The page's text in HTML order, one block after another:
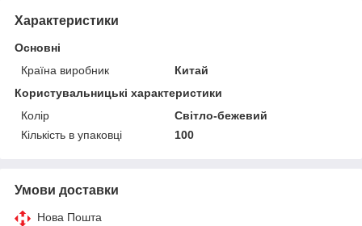
Характеристики
Основні
Країна виробник
Китай
Користувальницькі характеристики
Колір
Світло-бежевий
Кількість в упаковці
100
Умови доставки
Нова Пошта